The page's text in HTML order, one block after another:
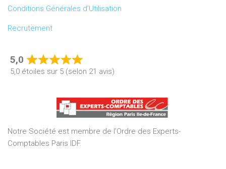
Conditions Générales d’Utilisation
Recrutement
5,0
Rated
of
5
5,0 étoiles sur 5 (selon 21 avis)
Notre Société est membre de l’Ordre des Experts-
Comptables Paris IDF.